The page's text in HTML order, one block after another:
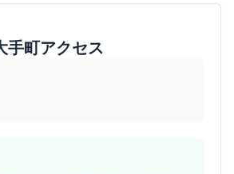
手町アクセス